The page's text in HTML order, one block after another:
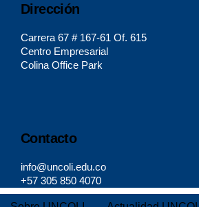
Dirección
Carrera 67 # 167-61 Of. 615
Centro Empresarial
Colina Office Park
Contacto
info@uncoli.edu.co
+57 305 850 4070